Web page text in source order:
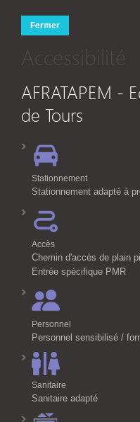
Fermer
Accessibilité
AFRATAPEM -
de Tours
Stationnement
Stationnement adapté à
Accès
Chemin d'accès de plain
Entrée spécifique PMR
Personnel
Personnel sensibilisé /
Sanitaire
Sanitaire adapté